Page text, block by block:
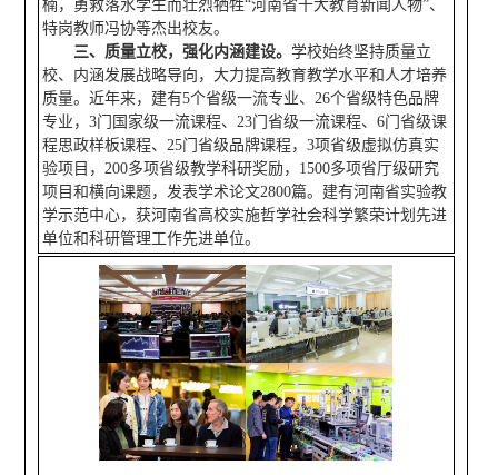
楠，勇救落水学生而壮烈牺牲“河南省十大教育新闻人物”、
特岗教师冯协等杰出校友。
三、质量立校，强化内涵建设。 学校始终坚持质量立
校、内涵发展战略导向，大力提高教育教学水平和人才培养
质量。近年来，建有5个省级一流专业、26个省级特色品牌
专业，3门国家级一流课程、23门省级一流课程、6门省级课
程思政样板课程、25门省级品牌课程，3项省级虚拟仿真实
验项目，200多项省级教学科研奖励，1500多项省厅级研究
项目和横向课题，发表学术论文2800篇。建有河南省实验教
学示范中心，获河南省高校实施哲学社会科学繁荣计划先进
单位和科研管理工作先进单位。